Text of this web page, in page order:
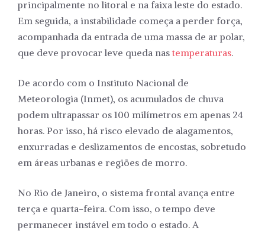
principalmente no litoral e na faixa leste do estado.
Em seguida, a instabilidade começa a perder força,
acompanhada da entrada de uma massa de ar polar,
que deve provocar leve queda nastemperaturas.
De acordo com o Instituto Nacional de
Meteorologia (Inmet), os acumulados de chuva
podem ultrapassar os 100 milímetros em apenas 24
horas. Por isso, há risco elevado de alagamentos,
enxurradas e deslizamentos de encostas, sobretudo
em áreas urbanas e regiões de morro.
No Rio de Janeiro, o sistema frontal avança entre
terça e quarta-feira. Com isso, o tempo deve
permanecer instável em todo o estado. A